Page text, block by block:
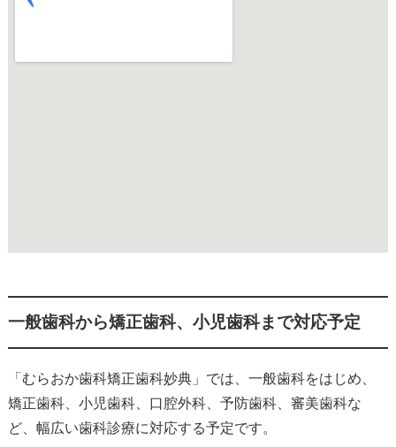
一般歯科から矯正歯科、小児歯科まで対応予定
「むらおか歯科矯正歯科妙典」では、一般歯科をはじめ、
矯正歯科、小児歯科、口腔外科、予防歯科、審美歯科な
ど、幅広い歯科診療に対応する予定です。